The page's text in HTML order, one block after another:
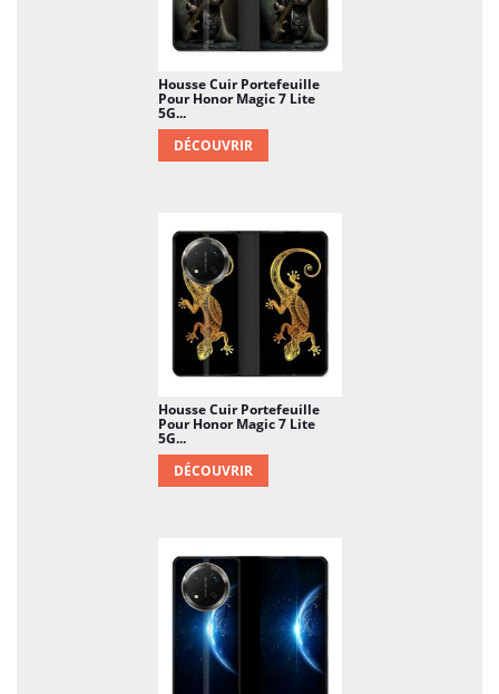
Housse Cuir Portefeuille
Pour Honor Magic 7 Lite
5G...
DÉCOUVRIR
Housse Cuir Portefeuille
Pour Honor Magic 7 Lite
5G...
DÉCOUVRIR